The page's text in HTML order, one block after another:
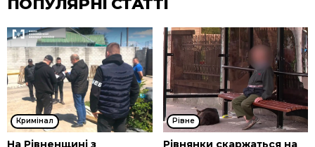
ПОПУЛЯРНІ СТАТТІ
Кримінал
На Рівненщині з
Рівне
Рівнянки скаржаться на